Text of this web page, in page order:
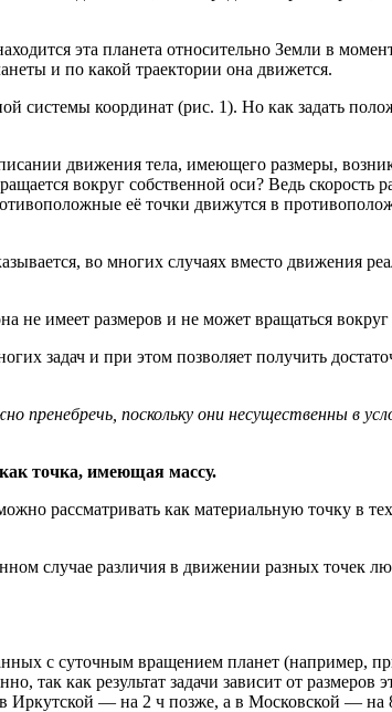
эта планета относительно Земли в
и по какой траектории она движется.
системы координат (рис. 1). Но как задать
движения тела, имеющего размеры,
вокруг собственной оси? Ведь скорость
её точки движутся в
во многих случаях вместо движения
не имеет размеров и не может вращаться
задач и при этом позволяет получить
поскольку они несущественны в
точка, имеющая массу.
рассматривать как материальную точку в
случае различия в движении разных точек
с суточным вращением планет (например,
так как результат задачи зависит от размеров
Иркутской — на 2 ч позже, а в Московской — на